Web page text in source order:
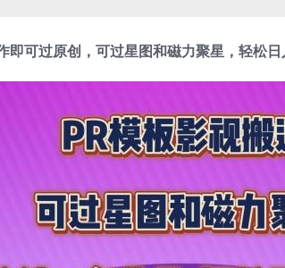
即可过原创，可过星图和磁力聚星，轻松日